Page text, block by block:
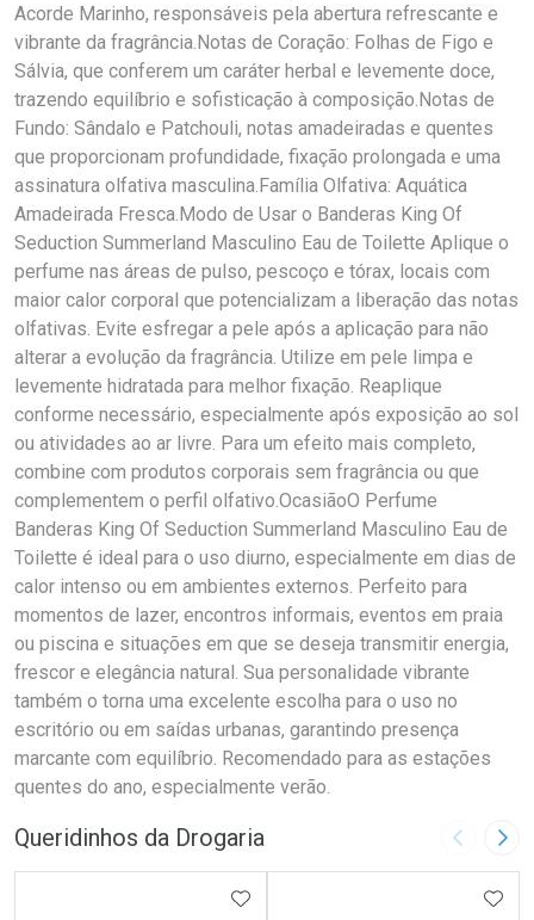
Acorde Marinho, responsáveis pela abertura refrescante e
vibrante da fragrância.Notas de Coração: Folhas de Figo e
Sálvia, que conferem um caráter herbal e levemente doce,
trazendo equilíbrio e sofisticação à composição.Notas de
Fundo: Sândalo e Patchouli, notas amadeiradas e quentes
que proporcionam profundidade, fixação prolongada e uma
assinatura olfativa masculina.Família Olfativa: Aquática
Amadeirada Fresca.Modo de Usar o Banderas King Of
Seduction Summerland Masculino Eau de Toilette Aplique o
perfume nas áreas de pulso, pescoço e tórax, locais com
maior calor corporal que potencializam a liberação das notas
olfativas. Evite esfregar a pele após a aplicação para não
alterar a evolução da fragrância. Utilize em pele limpa e
levemente hidratada para melhor fixação. Reaplique
conforme necessário, especialmente após exposição ao sol
ou atividades ao ar livre. Para um efeito mais completo,
combine com produtos corporais sem fragrância ou que
complementem o perfil olfativo.OcasiãoO Perfume
Banderas King Of Seduction Summerland Masculino Eau de
Toilette é ideal para o uso diurno, especialmente em dias de
calor intenso ou em ambientes externos. Perfeito para
momentos de lazer, encontros informais, eventos em praia
ou piscina e situações em que se deseja transmitir energia,
frescor e elegância natural. Sua personalidade vibrante
também o torna uma excelente escolha para o uso no
escritório ou em saídas urbanas, garantindo presença
marcante com equilíbrio. Recomendado para as estações
quentes do ano, especialmente verão.
Queridinhos da Drogaria Imagem
ADICIONAR AOS FAVORITOS